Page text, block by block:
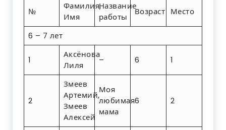
№
Фамилия,
Имя
Название
работы
Возраст Место
6 – 7 лет
1
Аксёнова
Лиля
– 6 1
2
Змеев
Артемий,
Змеев
Алексей
Моя
любимая
мама
6 2